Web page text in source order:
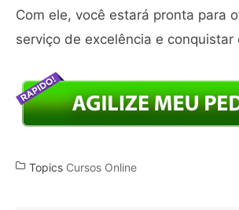
Com ele, você estará pronta para
serviço de excelência e conquistar
Topics Cursos Online